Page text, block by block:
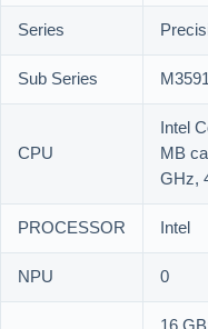
Series
Sub Series
CPU
Intel
MB
GHz,
PROCESSOR
Intel
NPU
0